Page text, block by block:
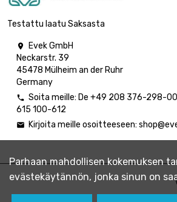
Testattu laatu Saksasta

Evek GmbH
Neckarstr. 39
45478 Mülheim an der Ruhr
Germany
 Soita meille: De +49 208 376-298-00
615 100-612
 Kirjoita meille osoitteeseen:
Parhaan mahdollisen kokemuksen
evästekäytännön, jonka sinun on